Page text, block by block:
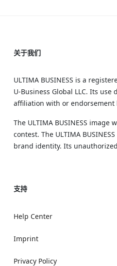
关于我们
ULTIMA BUSINESS is a
U‑Business Global LLC. Its
affiliation with or endorsement
The ULTIMA BUSINESS image
contest. The ULTIMA
brand identity. Its
支持
Help Center
Imprint
Privacy Policy